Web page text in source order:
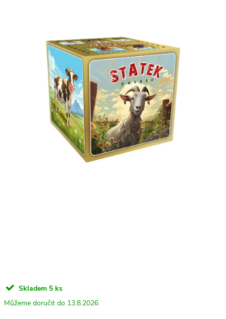
Skladem 5 ks
13.8.2026